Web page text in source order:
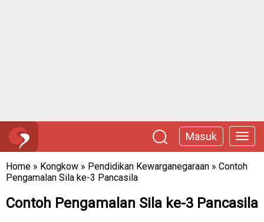
Masuk
Home » Kongkow » Pendidikan Kewarganegaraan » Contoh
Pengamalan Sila ke-3 Pancasila
Contoh Pengamalan Sila ke-3 Pancasila